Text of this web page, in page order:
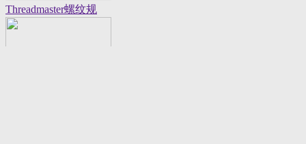
Threadmaster螺纹规